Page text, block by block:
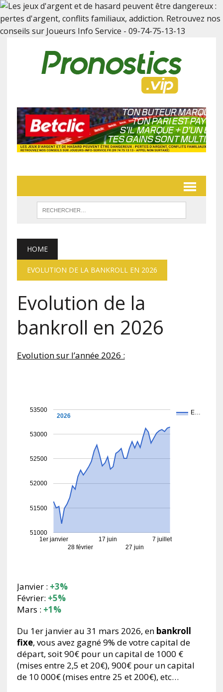
HOME
EVOLUTION DE LA BANKROLL EN 2026
Evolution de la
bankroll en 2026
Evolution sur l’année 2026 :
E…
2026
2026
1er janvier
28 février
17 juin
27 juin
7 juillet
51000
51500
52000
52500
53000
53500
Janvier : +3%
Février: +5%
Mars : +1%
Du 1er janvier au 31 mars 2026, en bankroll
fixe, vous avez gagné 9% de votre capital de
départ, soit 90€ pour un capital de 1000 €
(mises entre 2,5 et 20€), 900€ pour un capital
de 10 000€ (mises entre 25 et 200€), etc…